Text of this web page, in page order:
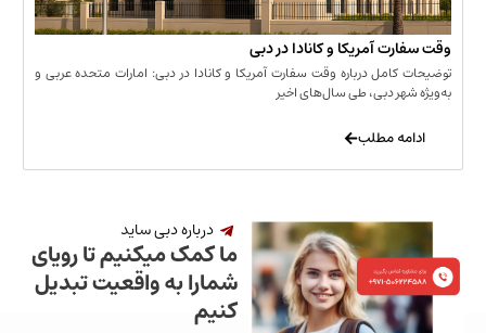
آمریکا و کانادا در دبی
درباره وقت سفارت آمریکا و کانادا در دبی: امارات متحده عربی و
دبی، طی سال‌های اخیر
درباره دبی ساید
ما کمک میکنیم تا رویای
شمارا به واقعیت تبدیل
کنیم